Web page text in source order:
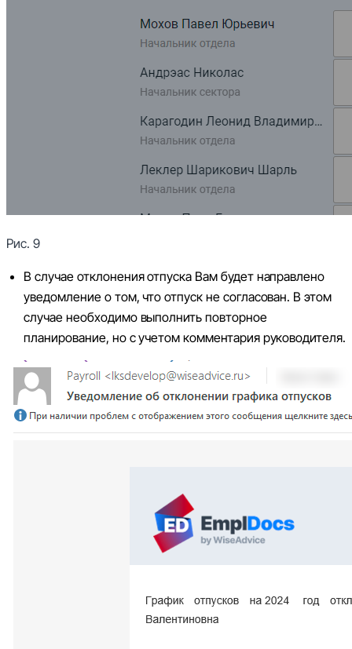
Рис. 9
В случае отклонения отпуска Вам будет направлено
уведомление о том, что отпуск не согласован. В этом
случае необходимо выполнить повторное
планирование, но с учетом комментария руководителя.